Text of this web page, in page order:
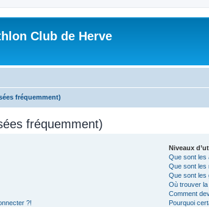
Club de Herve
fréquemment)
fréquemment)
?!
Niveaux
Que sont les
Que sont les
Que sont les
Où trouver la
Comment
Pourquoi